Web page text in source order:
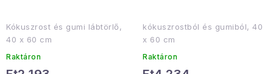
Kókuszrost és gumi lábtörlő,
40 x 60 cm
Raktáron
kókuszrostból és gumiból, 40
x 60 cm
Raktáron